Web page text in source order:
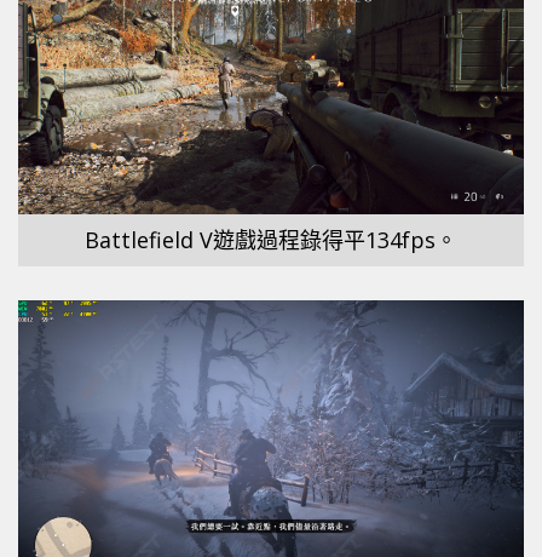
Battlefield V遊戲過程錄得平134fps。